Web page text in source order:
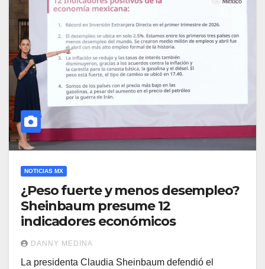
NOTICIAS MX
¿Peso fuerte y menos desempleo?
Sheinbaum presume 12
indicadores económicos
DANNY MEDINA
La presidenta Claudia Sheinbaum defendió el